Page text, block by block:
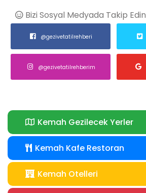
Bizi Sosyal Medyada Takip Edin
@gezivetatilrehberi
@gezivetatilrehberim
Kemah Gezilecek Yerler
Kemah Kafe Restoran
Kemah Otelleri